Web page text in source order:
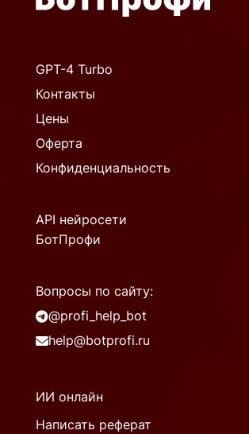
GPT-4 Turbo
Контакты
Цены
Оферта
Конфиденциальность
API нейросети
БотПрофи
Вопросы по сайту:
@profi_help_bot
help@botprofi.ru
ИИ онлайн
Написать реферат